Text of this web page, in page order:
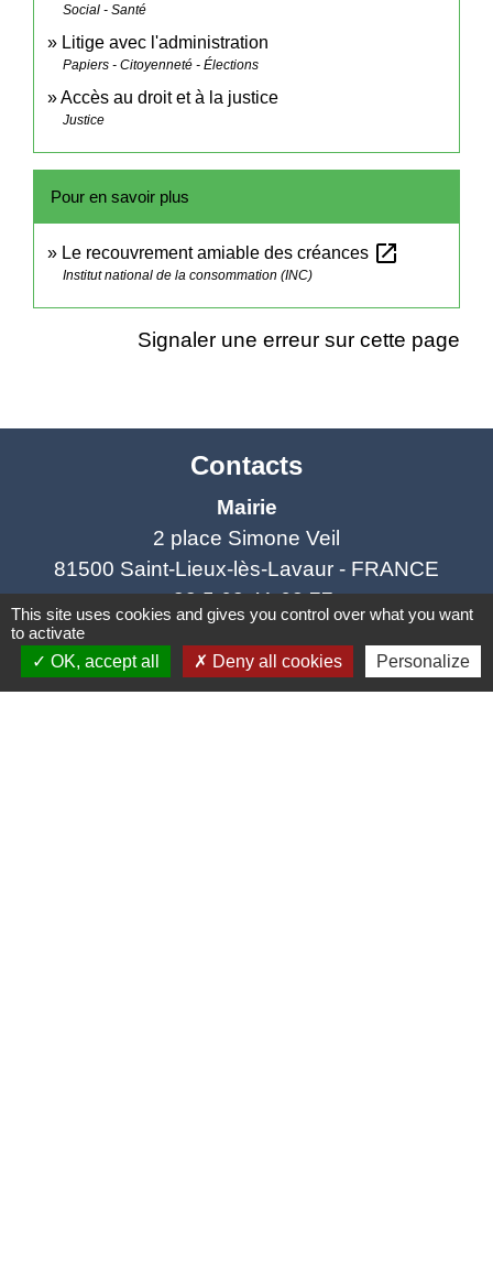
Social - Santé
Litige avec l'administration
Papiers - Citoyenneté - Élections
Accès au droit et à la justice
Justice
Pour en savoir plus
Le recouvrement amiable des créances open_in_new
Institut national de la consommation (INC)
Signaler une erreur sur cette page
Contacts
Mairie
2 place Simone Veil
81500 Saint-Lieux-lès-Lavaur - FRANCE
+33 5 63 41 62 77
Horaires et jours de permanence du
secrétariat :
This site uses cookies and gives you control over what you want
to activate
OK, accept all
Deny all cookies Personalize